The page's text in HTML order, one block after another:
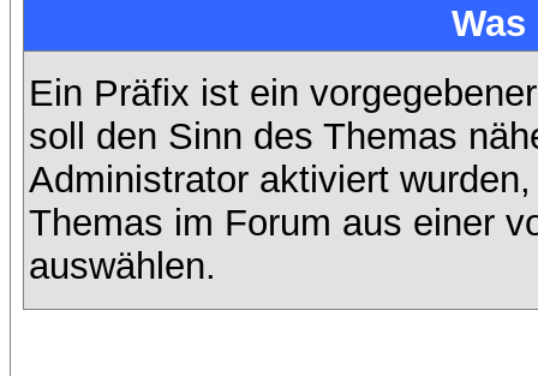
Ein Präfix ist ein
soll den Sinn des Themas
Administrator aktiviert
Themas im Forum aus einer
auswählen.